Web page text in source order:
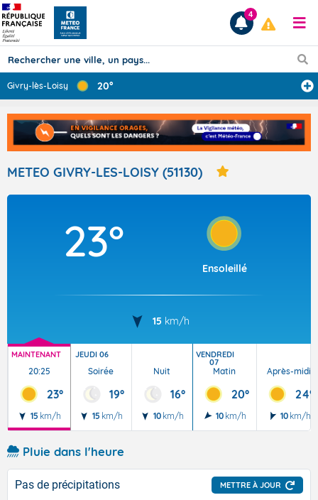
Prévisions
TOUS LES RÉSULTATS
Articles
4
Givry-lès-Loisy 20°
METEO GIVRY-LES-LOISY (51130)
23°
Ensoleillé
15 km/h
MAINTENANT
20:25
23°
15 km/h
JEUDI 06
Soirée
19°
15 km/h
Nuit
16°
10 km/h
VENDREDI
07
Matin
20°
10 km/h
Après-midi
24°
10 km/h
Pluie dans l'heure
Pas de précipitations METTRE À JOUR